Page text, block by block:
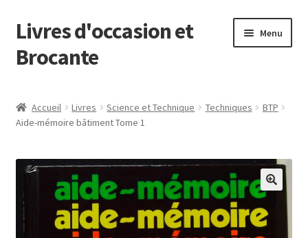
Aller
à
la
Aller
au
contenu
Livres d'occasion et
Brocante
Menu
Accueil Livres Science et Technique Techniques
BTP
Aide-mémoire bâtiment Tome 1